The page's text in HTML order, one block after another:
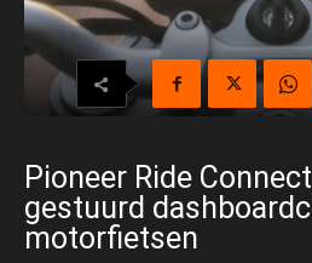
Pioneer Ride
gestuurd
motorfietsen